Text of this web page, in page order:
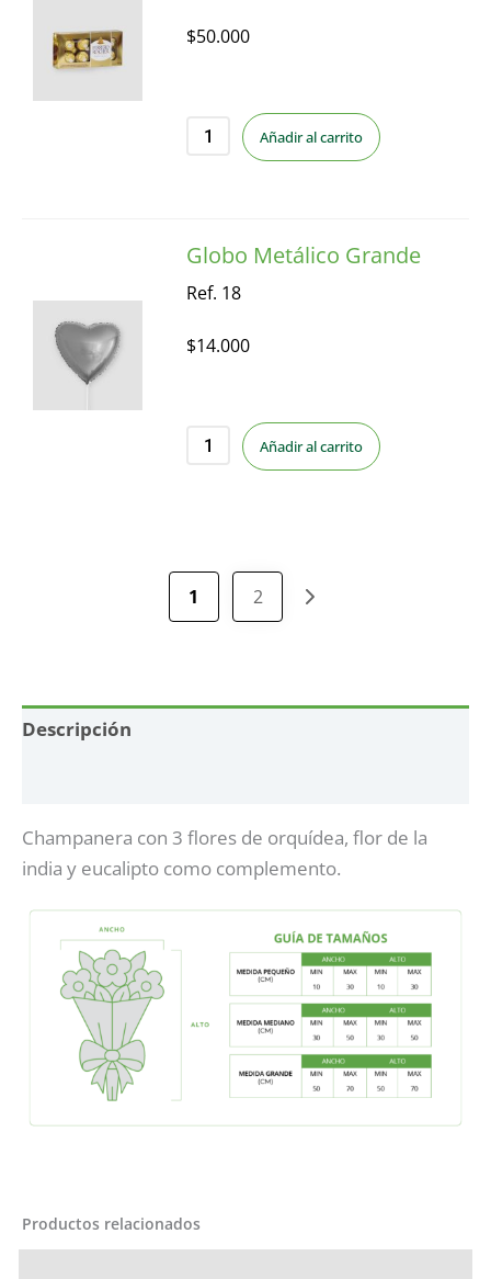
$50.000
Añadir al carrito
Globo Metálico Grande
Ref. 18
$14.000
Añadir al carrito
1 2
Descripción
Champanera con 3 flores de orquídea, flor de la
india y eucalipto como complemento.
Productos relacionados